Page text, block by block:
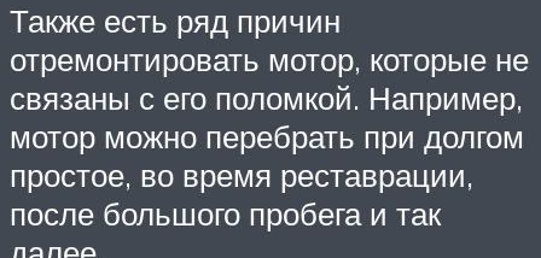
Также есть ряд причин
отремонтировать мотор, которые не
связаны с его поломкой. Например,
мотор можно перебрать при долгом
простое, во время реставрации,
после большого пробега и так